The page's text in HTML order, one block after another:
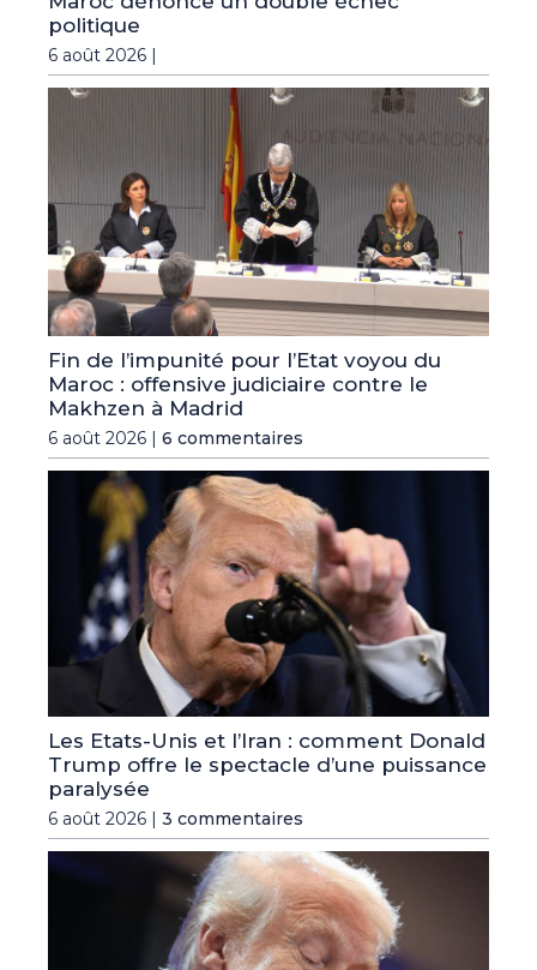
politique
6 août 2026 |
Fin de l’impunité pour l’Etat voyou du
Maroc : offensive judiciaire contre le
Makhzen à Madrid
6 août 2026 | 6 commentaires
Les Etats-Unis et l’Iran : comment Donald
Trump offre le spectacle d’une puissance
paralysée
6 août 2026 | 3 commentaires